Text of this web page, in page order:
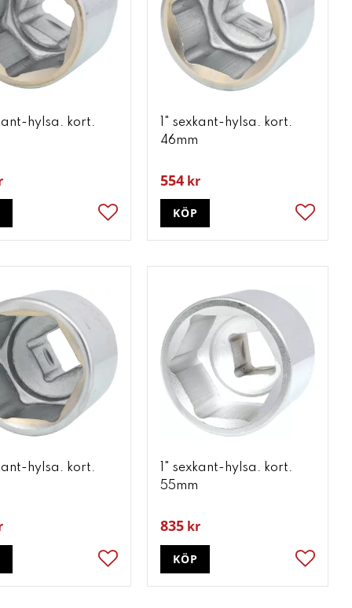
hylsa. kort.
Lägg till i favoriter
1" sexkant-hylsa. kort.
46mm
554 kr
Lägg
KÖP
hylsa. kort.
Lägg till i favoriter
1" sexkant-hylsa. kort.
55mm
835 kr
Lägg
KÖP